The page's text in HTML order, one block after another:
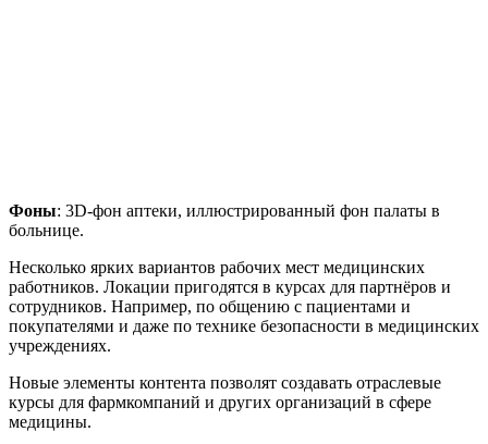
Фоны: 3D-фон аптеки, иллюстрированный фон палаты в
больнице.
Несколько ярких вариантов рабочих мест медицинских
работников. Локации пригодятся в курсах для партнёров и
сотрудников. Например, по общению с пациентами и
покупателями и даже по технике безопасности в медицинских
учреждениях.
Новые элементы контента позволят создавать отраслевые
курсы для фармкомпаний и других организаций в сфере
медицины.